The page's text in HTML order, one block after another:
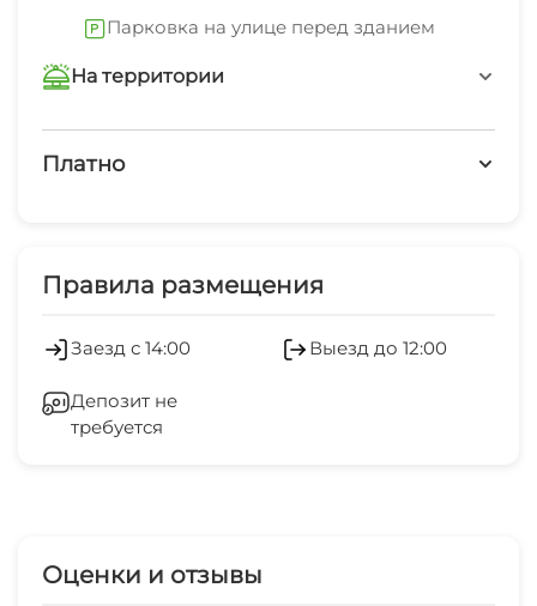
В номере вы найдёте телевизор.
Парковка на улице перед зданием
На территории
Интернет Wi-Fi
Платно
Гладильные принадлежности
Правила размещения
Заезд с 14:00 Выезд до 12:00
Депозит не
требуется
Оценки и отзывы